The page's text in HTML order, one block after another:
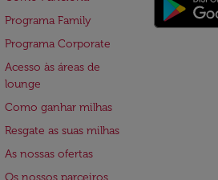
Programa Family
Programa Corporate
Acesso às áreas de
lounge
Como ganhar milhas
Resgate as suas milhas
As nossas ofertas
Os nossos parceiros